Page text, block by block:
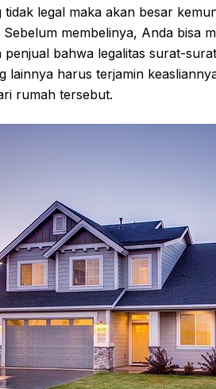
legal maka akan besar
membelinya, Anda bisa
penjual bahwa legalitas surat-
lainnya harus terjamin
rumah tersebut.